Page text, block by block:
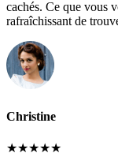
cachés. Ce que vous
rafraîchissant de
Christine
★★★★★